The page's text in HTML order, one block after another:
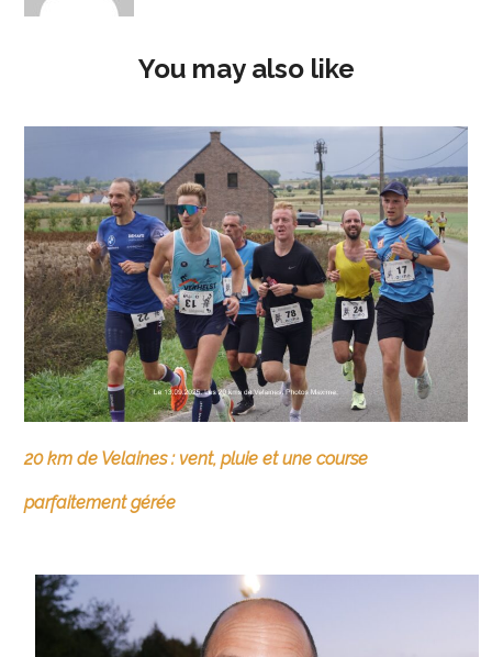
You may also like
20 km de Velaines : vent, pluie et une course
parfaitement gérée